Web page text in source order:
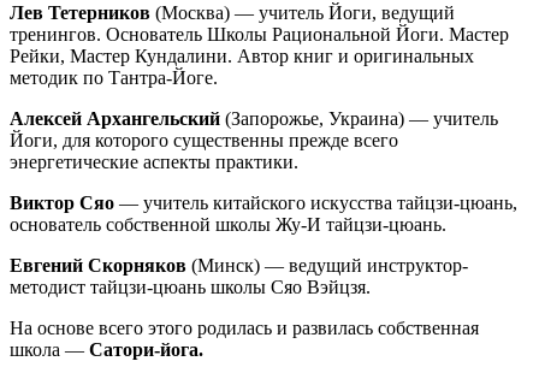
Лев Тетерников (Москва) — учитель Йоги, ведущий
тренингов. Основатель Школы Рациональной Йоги. Мастер
Рейки, Мастер Кундалини. Автор книг и оригинальных
методик по Тантра-Йоге.
Алексей Архангельский (Запорожье, Украина) — учитель
Йоги, для которого существенны прежде всего
энергетические аспекты практики.
Виктор Сяо — учитель китайского искусства тайцзи-цюань,
основатель собственной школы Жу-И тайцзи-цюань.
Евгений Скорняков (Минск) — ведущий инструктор-
методист тайцзи-цюань школы Сяо Вэйцзя.
На основе всего этого родилась и развилась собственная
школа — Сатори-йога.